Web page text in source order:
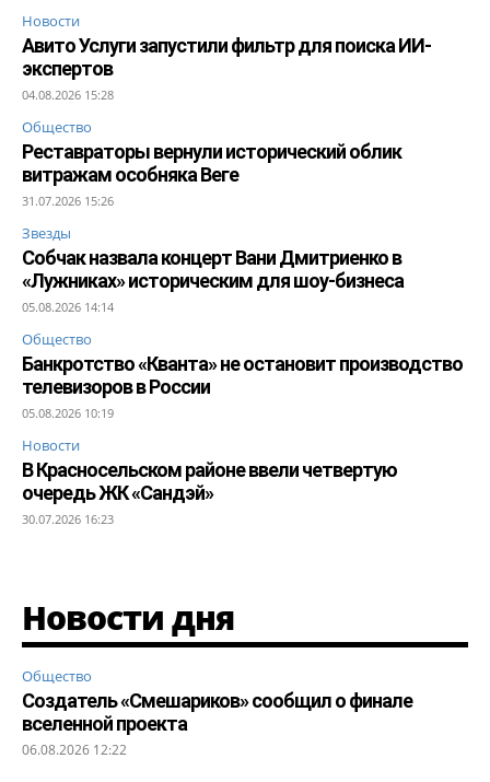
Новости
Авито Услуги запустили фильтр для поиска ИИ-
экспертов
04.08.2026 15:28
Общество
Реставраторы вернули исторический облик
витражам особняка Веге
31.07.2026 15:26
Звезды
Собчак назвала концерт Вани Дмитриенко в
«Лужниках» историческим для шоу-бизнеса
05.08.2026 14:14
Общество
Банкротство «Кванта» не остановит производство
телевизоров в России
05.08.2026 10:19
Новости
В Красносельском районе ввели четвертую
очередь ЖК «Сандэй»
30.07.2026 16:23
Новости дня
Общество
Создатель «Смешариков» сообщил о финале
вселенной проекта
06.08.2026 12:22